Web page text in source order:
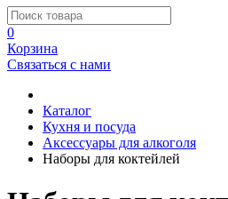
0
Корзина
Связаться с нами
Каталог
Кухня и посуда
Аксессуары для алкоголя
Наборы для коктейлей